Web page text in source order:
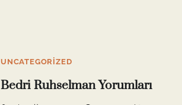
UNCATEGORIZED
Bedri Ruhselman Yorumları